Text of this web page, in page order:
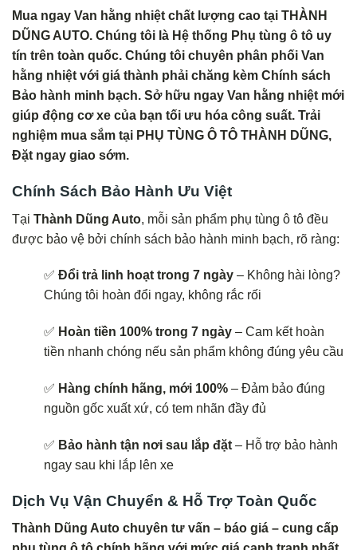
Mua ngay Van hằng nhiệt chất lượng cao tại THÀNH
DŨNG AUTO. Chúng tôi là Hệ thống Phụ tùng ô tô uy
tín trên toàn quốc. Chúng tôi chuyên phân phối Van
hằng nhiệt với giá thành phải chăng kèm Chính sách
Bảo hành minh bạch. Sở hữu ngay Van hằng nhiệt mới
giúp động cơ xe của bạn tối ưu hóa công suất. Trải
nghiệm mua sắm tại PHỤ TÙNG Ô TÔ THÀNH DŨNG,
Đặt ngay giao sớm.
Chính Sách Bảo Hành Ưu Việt
Tại Thành Dũng Auto, mỗi sản phẩm phụ tùng ô tô đều
được bảo vệ bởi chính sách bảo hành minh bạch, rõ ràng:
✅ Đổi trả linh hoạt trong 7 ngày – Không hài lòng?
Chúng tôi hoàn đổi ngay, không rắc rối
✅ Hoàn tiền 100% trong 7 ngày – Cam kết hoàn
tiền nhanh chóng nếu sản phẩm không đúng yêu cầu
✅ Hàng chính hãng, mới 100% – Đảm bảo đúng
nguồn gốc xuất xứ, có tem nhãn đầy đủ
✅ Bảo hành tận nơi sau lắp đặt – Hỗ trợ bảo hành
ngay sau khi lắp lên xe
Dịch Vụ Vận Chuyển & Hỗ Trợ Toàn Quốc
Thành Dũng Auto chuyên tư vấn – báo giá – cung cấp